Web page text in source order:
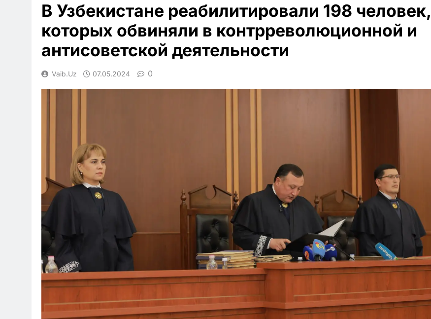
В Узбекистане реабилитировали 198 человек,
которых обвиняли в контрреволюционной и
антисоветской деятельности
Vaib.uz 07.05.2024 0